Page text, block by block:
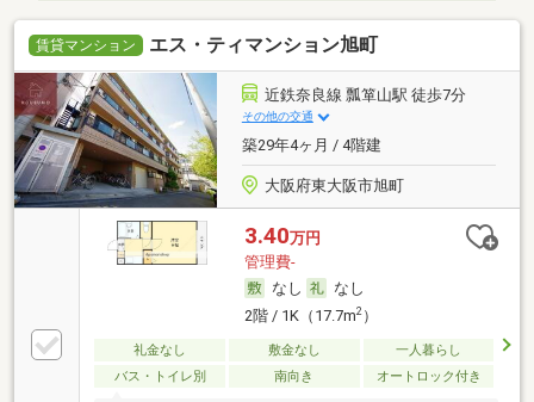
賃貸マンション エス・ティマンション旭町
近鉄奈良線 瓢箪山駅 徒歩7分
その他の交通
築29年4ヶ月 / 4階建
大阪府東大阪市旭町
3.40万円
管理費-
なし
なし
2階 / 1K（17.7m2）
礼金なし 敷金なし
一人暮らし
バス・トイレ別
南向き オートロック付き